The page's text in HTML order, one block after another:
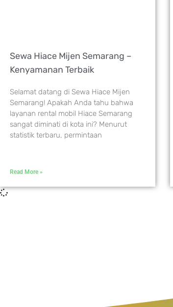
Sewa Hiace Mijen Semarang –
Kenyamanan Terbaik
Selamat datang di Sewa Hiace Mijen
Semarang! Apakah Anda tahu bahwa
layanan rental mobil Hiace Semarang
sangat diminati di kota ini? Menurut
statistik terbaru, permintaan
Read More »